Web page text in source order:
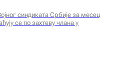
синдиката Србије за месец
се по захтеву члана у